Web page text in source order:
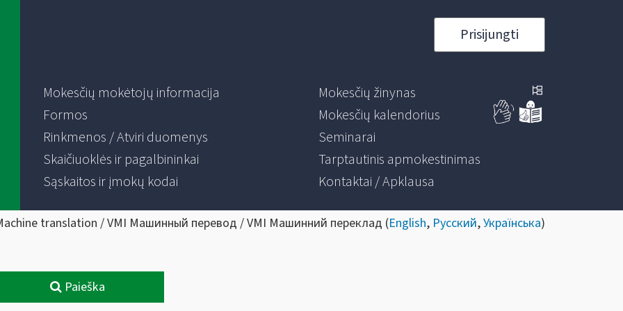
Prisijungti
Mokesčių mokėtojų informacija
Formos
Rinkmenos / Atviri duomenys
Skaičiuoklės ir pagalbininkai
Sąskaitos ir įmokų kodai
Mokesčių žinynas
Mokesčių kalendorius
Seminarai
Tarptautinis apmokestinimas
Kontaktai / Apklausa
translation / VMI Машинный перевод / VMI Машинний переклад (English, Русский,Українська)
Paieška